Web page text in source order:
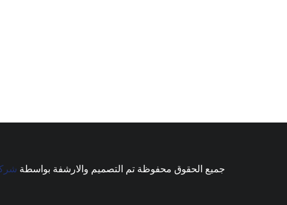
جميع الحقوق محفوظة تم التصميم والارشفة بواسطة